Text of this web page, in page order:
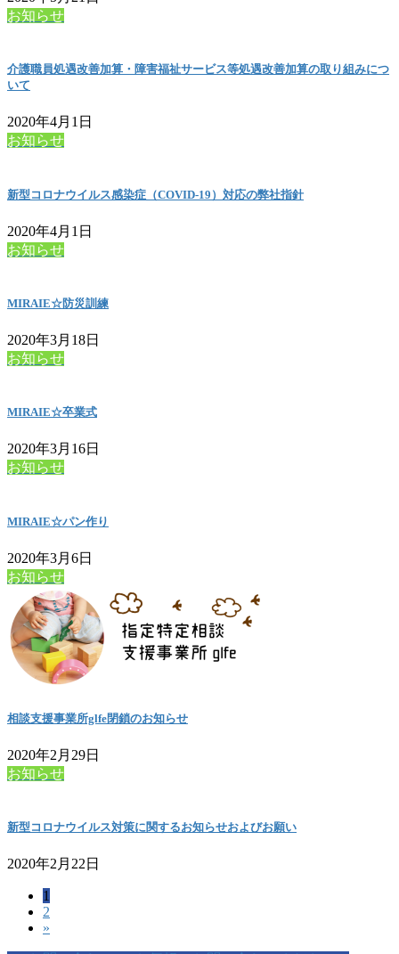
お知らせ
介護職員処遇改善加算・障害福祉サービス等処遇改善加算の取り組みにつ
いて
2020年4月1日
お知らせ
新型コロナウイルス感染症（COVID-19）対応の弊社指針
2020年4月1日
お知らせ
MIRAIE☆防災訓練
2020年3月18日
お知らせ
MIRAIE☆卒業式
2020年3月16日
お知らせ
MIRAIE☆パン作り
2020年3月6日
お知らせ
相談支援事業所glfe閉鎖のお知らせ
2020年2月29日
お知らせ
新型コロナウイルス対策に関するお知らせおよびお願い
2020年2月22日
ペ
ー
ジ
1
ペ
ー
ジ
2
»